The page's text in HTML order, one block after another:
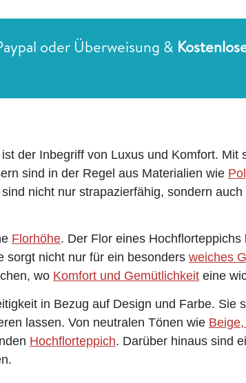
oder Überweisung &
der Inbegriff von Luxus und Komfort.
sind in der Regel aus Materialien wie
nicht nur strapazierfähig, sondern
Florhöhe. Der Flor eines
sorgt nicht nur für ein besonders weiches
wo Komfort und Gemütlichkeit eine
in Bezug auf Design und Farbe.
lassen. Von neutralen Tönen wie
Hochflorteppich. Darüber hinaus sind